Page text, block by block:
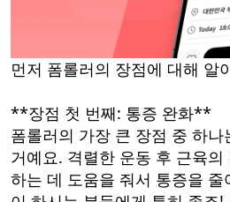
먼저 폼롤러의 장점에 대해 알
**장점 첫 번째: 통증 완화**
폼롤러의 가장 큰 장점 중 하
거예요. 격렬한 운동 후 근육
하는 데 도움을 줘서 통증을